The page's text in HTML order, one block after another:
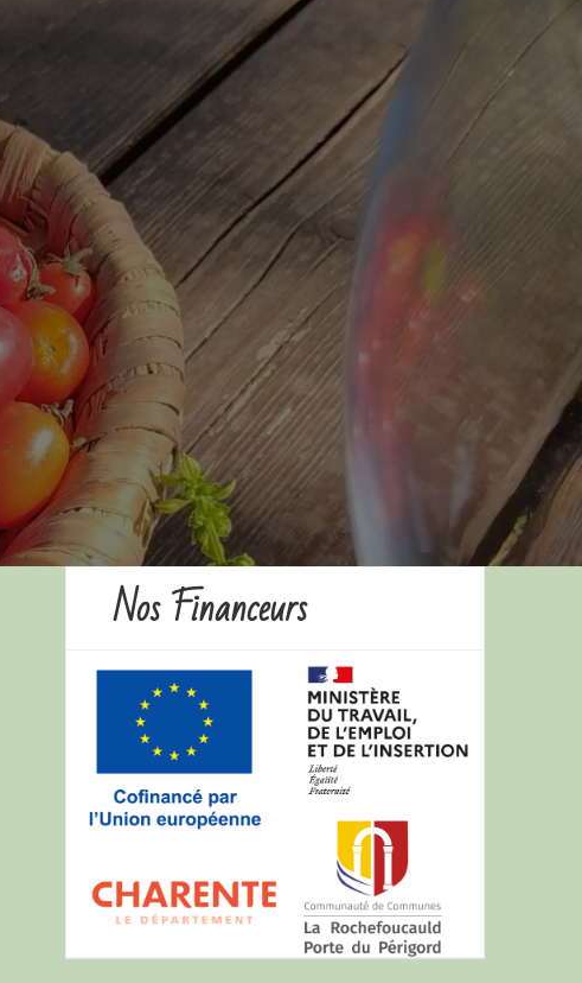
Nos Financeurs